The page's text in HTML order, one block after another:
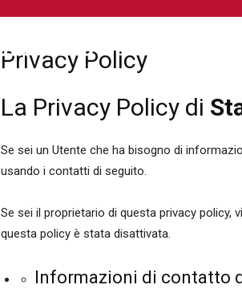
Privacy Policy
La Privacy Policy di
Se sei un Utente che ha bisogno di
usando i contatti di seguito.
Se sei il proprietario di questa privacy policy,
questa policy è stata disattivata.
Informazioni di contatto